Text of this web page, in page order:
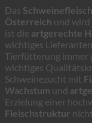
Das
Österreich und wird
ist die artgerechte
wichtiges
Tierfütterung immer
wichtiges
Schweinezucht mit
Wachstum und
Erzielung einer
Fleischstruktur